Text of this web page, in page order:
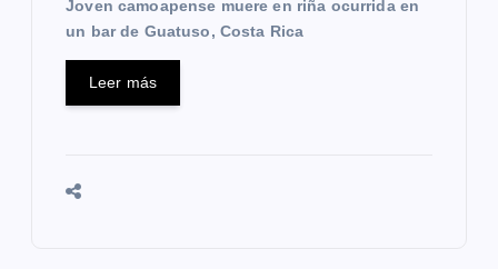
Joven camoapense muere en riña ocurrida en
un bar de Guatuso, Costa Rica
Leer más